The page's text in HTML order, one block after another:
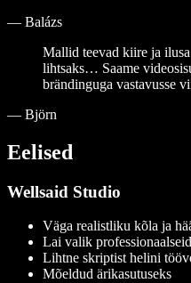
— Balázs
Mallid teevad kiire ja
lihtsaks… Saame
brändinguga vastavusse
— Björn
Eelised
Wellsaid Studio
Väga realistliku kõla ja
Lai valik
Lihtne skriptist helini
Mõeldud ärikasutuseks